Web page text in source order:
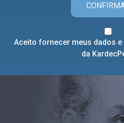
Aceito fornecer meus dados
da